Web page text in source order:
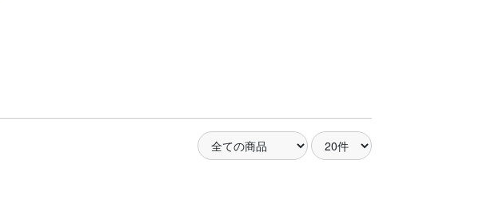
MSI共同開発のPROJECT
ZERO 背面コネクタマザー
ボードと2.8型液晶簡易水冷